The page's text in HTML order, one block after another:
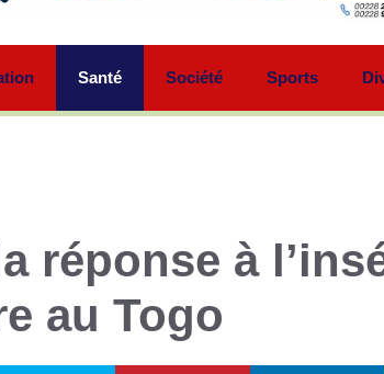
Santé Société Sports
réponse à
au Togo